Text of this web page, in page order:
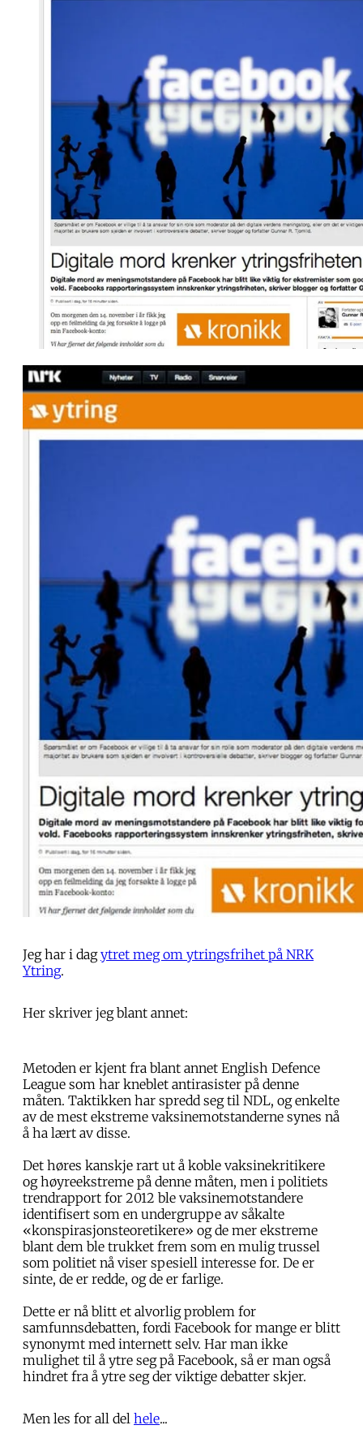
Jeg har i dagytret meg om ytringsfrihet på NRK
Ytring.
Her skriver jeg blant annet:
Metoden er kjent fra blant annet English Defence
League som har kneblet antirasister på denne
måten. Taktikken har spredd seg til NDL, og enkelte
av de mest ekstreme vaksinemotstanderne synes nå
å ha lært av disse.
Det høres kanskje rart ut å koble vaksinekritikere
og høyreekstreme på denne måten, men i politiets
trendrapport for 2012 ble vaksinemotstandere
identifisert som en undergruppe av såkalte
«konspirasjonsteoretikere» og de mer ekstreme
blant dem ble trukket frem som en mulig trussel
som politiet nå viser spesiell interesse for. De er
sinte, de er redde, og de er farlige.
Dette er nå blitt et alvorlig problem for
samfunnsdebatten, fordi Facebook for mange er blitt
synonymt med internett selv. Har man ikke
mulighet til å ytre seg på Facebook, så er man også
hindret fra å ytre seg der viktige debatter skjer.
Men les for all del hele...